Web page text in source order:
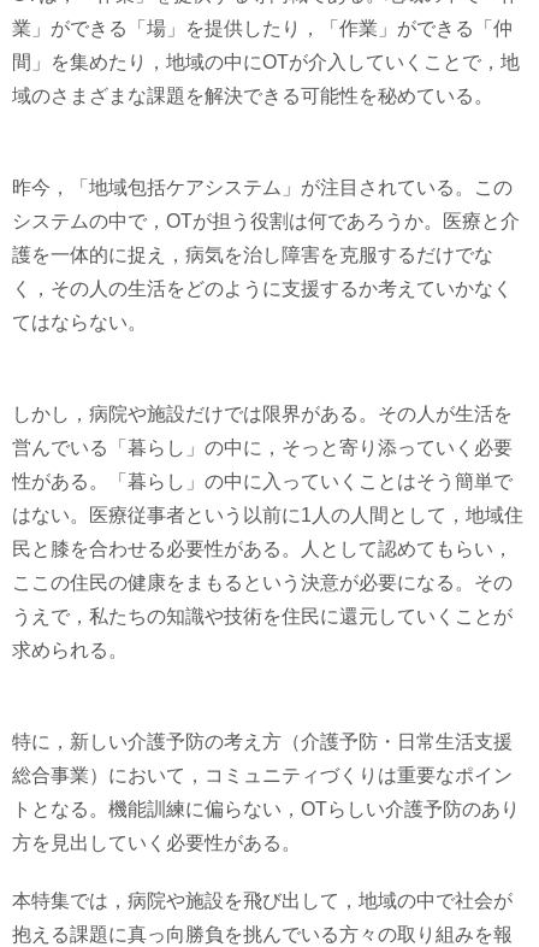
業」ができる「場」を提供したり，「作業」ができる「仲
間」を集めたり，地域の中にOTが介入していくことで，地
域のさまざまな課題を解決できる可能性を秘めている。
昨今，「地域包括ケアシステム」が注目されている。この
システムの中で，OTが担う役割は何であろうか。医療と介
護を一体的に捉え，病気を治し障害を克服するだけでな
く，その人の生活をどのように支援するか考えていかなく
てはならない。
しかし，病院や施設だけでは限界がある。その人が生活を
営んでいる「暮らし」の中に，そっと寄り添っていく必要
性がある。「暮らし」の中に入っていくことはそう簡単で
はない。医療従事者という以前に1人の人間として，地域住
民と膝を合わせる必要性がある。人として認めてもらい，
ここの住民の健康をまもるという決意が必要になる。その
うえで，私たちの知識や技術を住民に還元していくことが
求められる。
特に，新しい介護予防の考え方（介護予防・日常生活支援
総合事業）において，コミュニティづくりは重要なポイン
トとなる。機能訓練に偏らない，OTらしい介護予防のあり
方を見出していく必要性がある。
本特集では，病院や施設を飛び出して，地域の中で社会が
抱える課題に真っ向勝負を挑んでいる方々の取り組みを報